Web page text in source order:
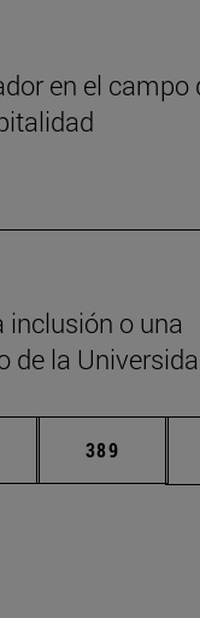
en el campo
inclusión o una
de la
Páginas intermedias
Página
389